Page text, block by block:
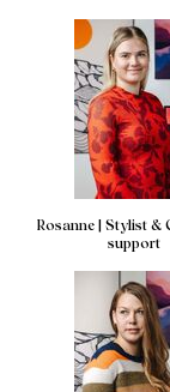
Rosanne | Stylist &
support